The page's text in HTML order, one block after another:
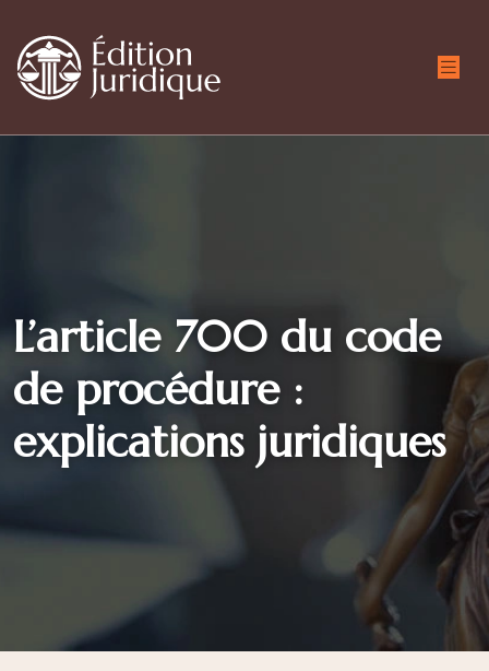
L’article 700 du code
de procédure :
explications juridiques